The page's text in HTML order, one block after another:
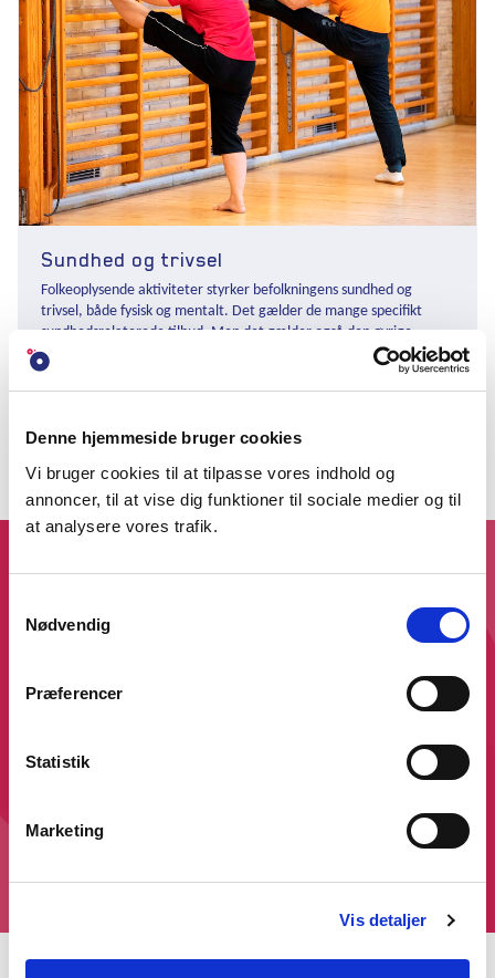
Denne hjemmeside bruger cookies
Vi bruger cookies til at tilpasse vores indhold og
annoncer, til at vise dig funktioner til sociale medier og til
at analysere vores trafik.
Nødvendig
Præferencer
Statistik
Marketing
Vis detaljer
Sundhed og trivsel
Folkeoplysende aktiviteter styrker befolkningens sundhed og
trivsel, både fysisk og mentalt. Det gælder de mange specifikt
sundhedsrelaterede tilbud. Men det gælder også den øvrige
folkeoplysning, fordi voksenlæring, frivilligt arbejde og
meningsfulde fællesskaber styrker sundhed og trivsel.
LOVE/REGLER